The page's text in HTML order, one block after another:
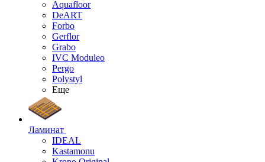
Aquafloor
DeART
Forbo
Gerflor
Grabo
IVC Moduleo
Pergo
Polystyl
Еще
Ламинат
IDEAL
Kastamonu